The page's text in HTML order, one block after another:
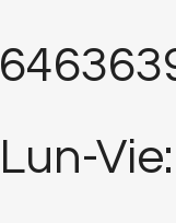
Lun-